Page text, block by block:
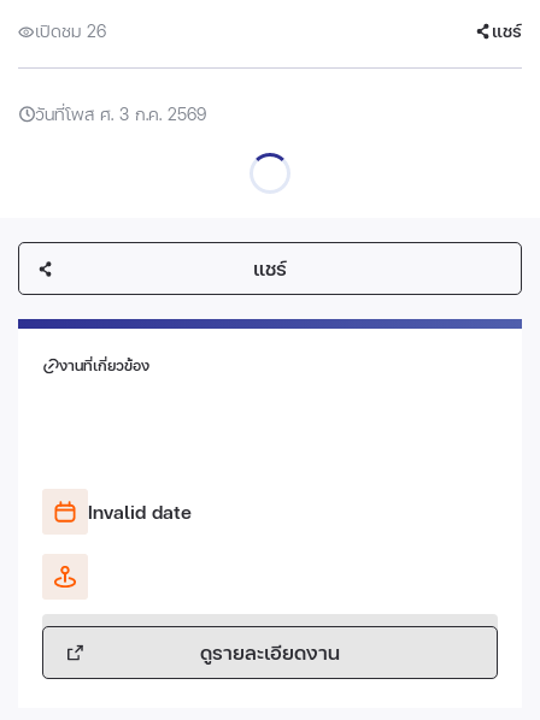
เปิดชม 26 แชร์
วันที่โพส ศ. 3 ก.ค. 2569
แชร์
งานที่เกี่ยวข้อง
Invalid date
ดูรายละเอียดงาน